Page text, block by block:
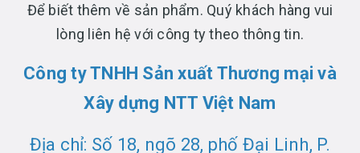
Để biết thêm về sản phẩm. Quý khách hàng vui
lòng liên hệ với công ty theo thông tin.
Công ty TNHH Sản xuất Thương mại và
Xây dựng NTT Việt Nam
Địa chỉ: Số 18, ngõ 28, phố Đại Linh, P.